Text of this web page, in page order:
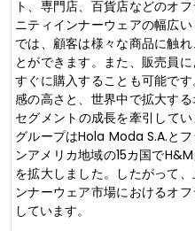
ト、専門店、百貨店などのオ
ニティインナーウェアの幅広
では、顧客は様々な商品に触
とができます。また、販売員
すぐに購入することも可能で
感の高さと、世界中で拡大す
セグメントの成長を牽引して
グループはHola Moda S.A.と
ンアメリカ地域の15カ国で
を拡大しました。したがって
ンナーウェア市場におけるオ
しています。